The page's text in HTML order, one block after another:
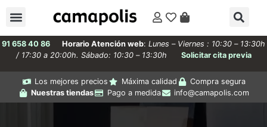
91 658 40 86 Horario Atención web: Lunes – Viernes : 10:30 – 13:30h
/ 17:30 a 20:00h. Sábado: 10:30 – 13:30h
Solicitar cita previa
Los mejores precios Máxima calidad
Compra segura
Nuestras tiendas
Pago a medida info@camapolis.com